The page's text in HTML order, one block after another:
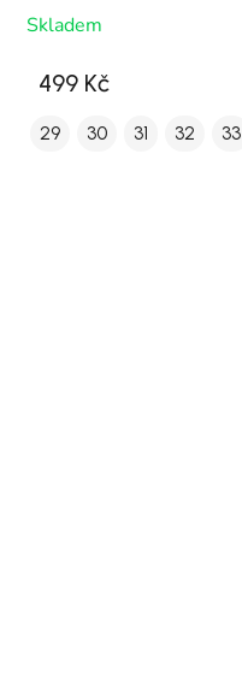
Skladem
499 Kč
29 30 31 32 33